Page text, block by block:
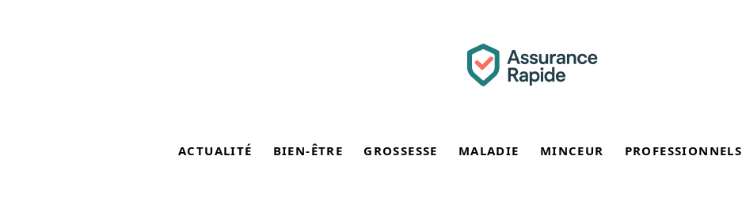
ACTUALITÉ BIEN-ÊTRE GROSSESSE MALADIE MINCEUR PROFESSIONNELS